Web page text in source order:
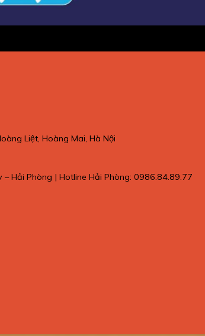
Liệt, Hoàng Mai, Hà Nội
– Hải Phòng | Hotline Hải Phòng: 0986.84.89.77